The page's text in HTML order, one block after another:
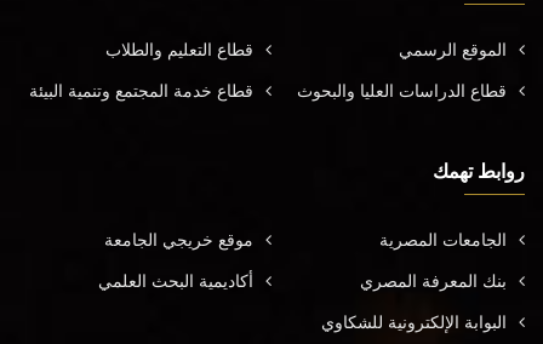
الموقع الرسمي قطاع التعليم والطلاب
قطاع الدراسات العليا والبحوث قطاع خدمة المجتمع وتنمية البيئة
روابط تهمك
الجامعات المصرية موقع خريجي الجامعة
بنك المعرفة المصري أكاديمية البحث العلمي
البوابة الإلكترونية للشكاوي